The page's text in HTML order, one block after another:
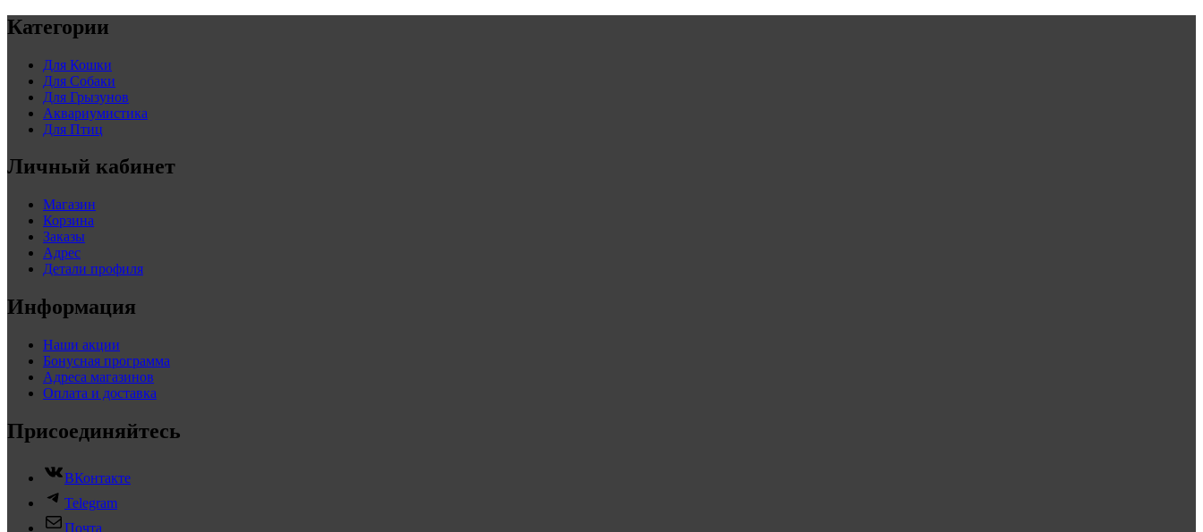
Категории
Для Кошки
Для Собаки
Для Грызунов
Аквариумистика
Для Птиц
Личный кабинет
Магазин
Корзина
Заказы
Адрес
Детали профиля
Информация
Наши акции
Бонусная программа
Адреса магазинов
Оплата и доставка
Присоединяйтесь
ВКонтакте
Telegram
Почта